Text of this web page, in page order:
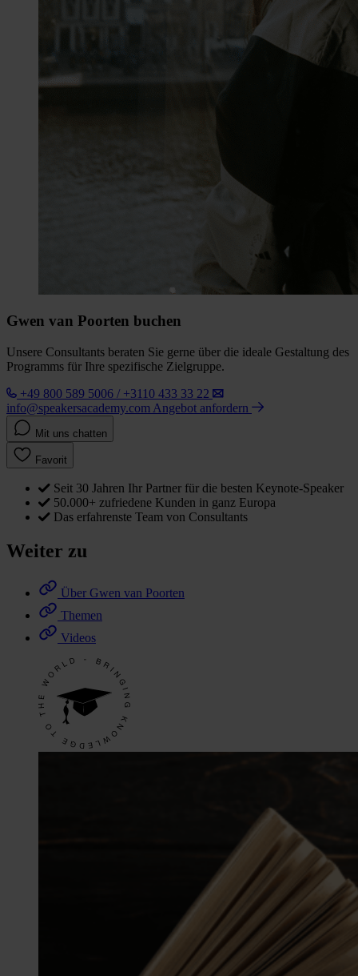
Gwen van Poorten buchen
Unsere Consultants beraten Sie gerne über die ideale Gestaltung des
Programms für Ihre spezifische Zielgruppe.
+49 800 589 5006 / +3110 433 33 22
info@speakersacademy.com Angebot anfordern
Mit uns chatten
Favorit
Seit 30 Jahren Ihr Partner für die besten Keynote-Speaker
50.000+ zufriedene Kunden in ganz Europa
Das erfahrenste Team von Consultants
Weiter zu
Über Gwen van Poorten
Themen
Videos